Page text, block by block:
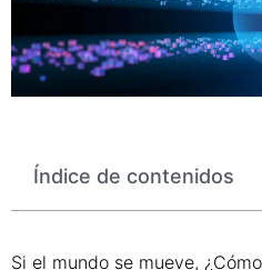
Índice de contenidos
Si el mundo se mueve,